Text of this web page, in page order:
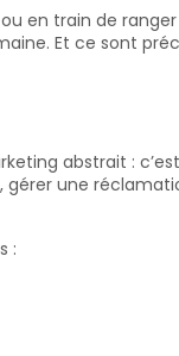
en train de
Et ce sont
abstrait :
une
: